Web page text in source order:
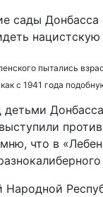
сады
нацистскую
пытались
с 1941 года
что в